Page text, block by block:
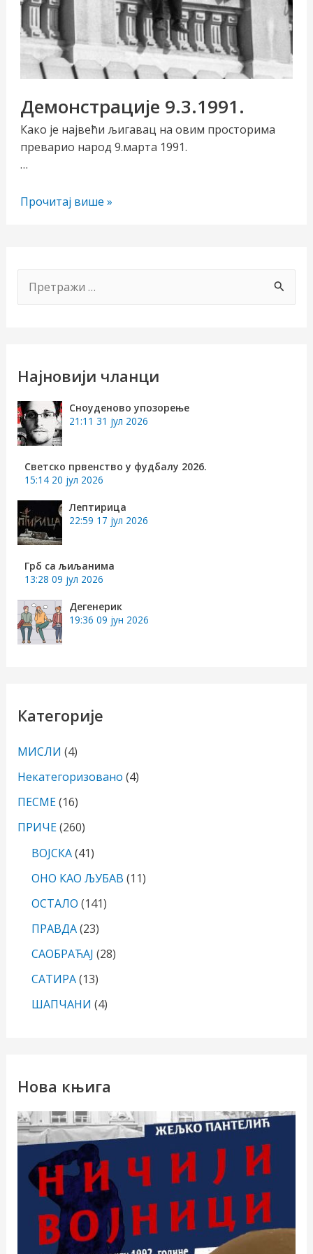
Демонстрације 9.3.1991.
Како је највећи љигавац на овим просторима
преварио народ 9.марта 1991.
…
Демонстрације
Прочитај више »
р
р
г
а
:
Најновији чланци
Сноуденово упозорење
21:11 31 јул 2026
Светско првенство у фудбалу 2026.
15:14 20 јул 2026
Лептирица
22:59 17 јул 2026
Грб са љиљанима
13:28 09 јул 2026
Дегенерик
19:36 09 јун 2026
Категорије
МИСЛИ (4)
Некатегоризовано (4)
ПЕСМЕ(16)
ПРИЧЕ(260)
ВОЈСКА(41)
ОНО КАО ЉУБАВ (11)
ОСТАЛО (141)
ПРАВДА(23)
САОБРАЋАЈ (28)
САТИРА(13)
ШАПЧАНИ (4)
Нова књига